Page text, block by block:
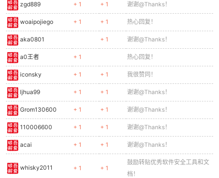
zgd889 + 1 + 1 谢谢@Thanks！
woaipojiego + 1 + 1 热心回复！
aka0801 + 1 谢谢@Thanks！
a0王者 + 1 热心回复！
iconsky + 1 + 1 我很赞同！
ljhua99 + 1 + 1 谢谢@Thanks！
Grom130600 + 1 + 1 谢谢@Thanks！
110006600 + 1 + 1 谢谢@Thanks！
acai + 1 + 1 谢谢@Thanks！
whisky2011 + 1 + 1
鼓励转贴优秀软件安全工具和文
档！